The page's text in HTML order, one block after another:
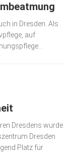
in Dresden. Als
auf
Dresdens wurde
Dresden
Platz für